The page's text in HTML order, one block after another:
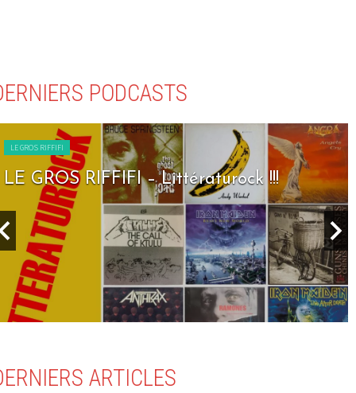
PODCASTS
LE GROS RIFFIFI
LE GROS RIFFIFI – Seven Days To Rock !!!
ARTICLES